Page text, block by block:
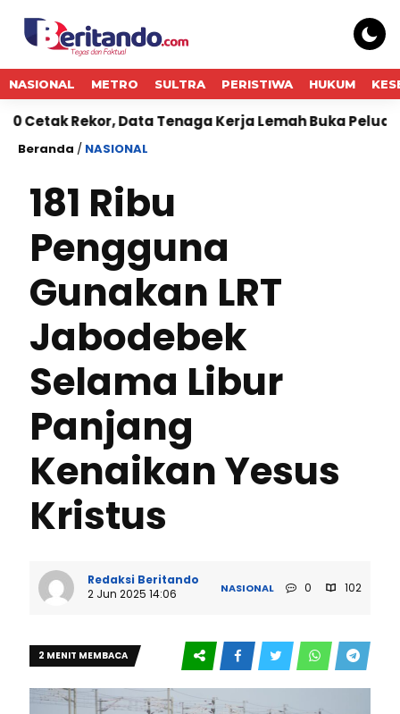
NASIONAL METRO SULTRA PERISTIWA HUKUM
Data Tenaga Kerja Lemah Buka Peluang The
Beranda / NASIONAL
181 Ribu
Pengguna
Gunakan LRT
Jabodebek
Selama Libur
Panjang
Kenaikan Yesus
Kristus
Redaksi Beritando
2 Jun 2025 14:06
NASIONAL 0 102
2 MENIT MEMBACA